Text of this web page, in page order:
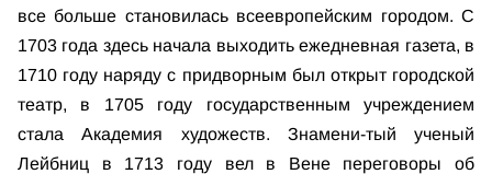
все больше становилась всеевропейским городом. С
1703 года здесь начала выходить ежедневная газета, в
1710 году наряду с придворным был открыт городской
театр, в 1705 году государственным учреждением
стала Академия художеств. Знамени-тый ученый
Лейбниц в 1713 году вел в Вене переговоры об